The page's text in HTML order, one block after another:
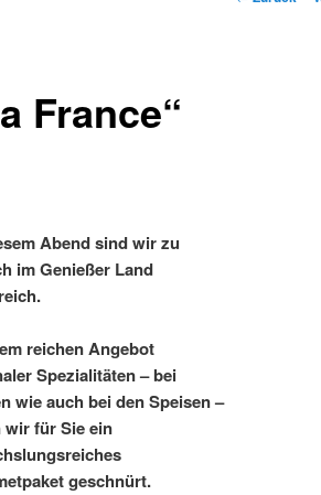
France“
Abend sind wir zu
im Genießer Land
reichen Angebot
Spezialitäten – bei
wie auch bei den Speisen –
wir für Sie ein
geschnürt.